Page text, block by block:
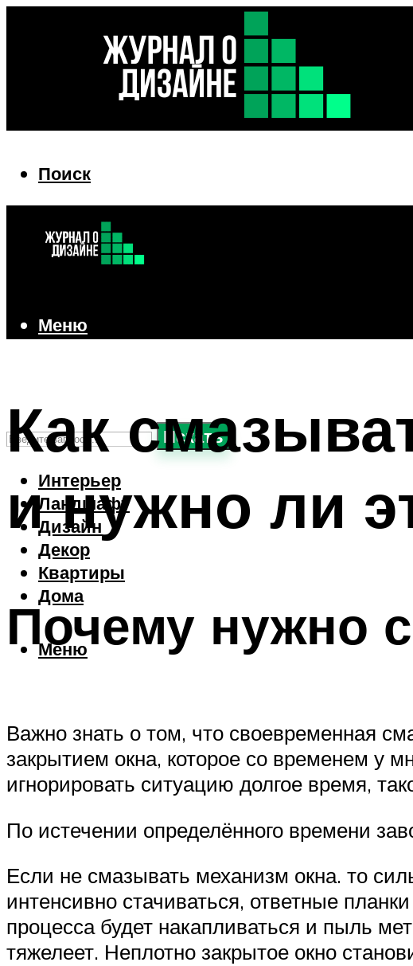
Поиск
Поиск
Искать
Интерьер
Ландшафт
Дизайн
Декор
Квартиры
Дома
Меню
Меню
Как
и нужно ли
Почему нужно
Важно знать о том, что своевременная
закрытием окна, которое со временем у
игнорировать ситуацию долгое время,
По истечении определённого времени
Если не смазывать механизм окна. то
интенсивно стачиваться, ответные
процесса будет накапливаться и пыль
тяжелеет. Неплотно закрытое окно